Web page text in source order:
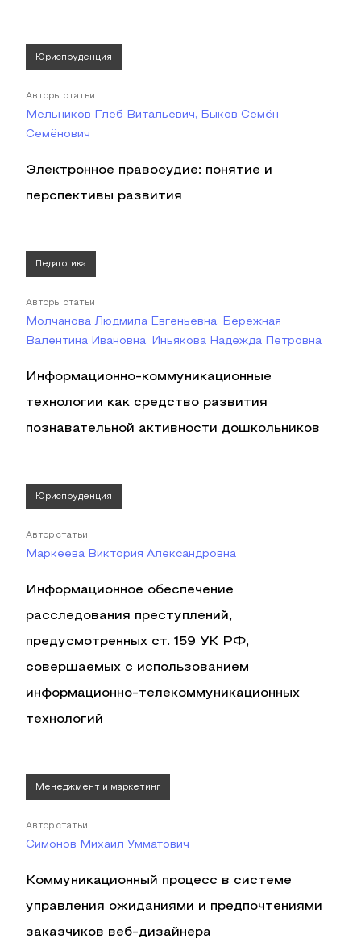
Юриспруденция
Авторы статьи
Мельников Глеб Витальевич, Быков Семён
Семёнович
Электронное правосудие: понятие и
перспективы развития
Педагогика
Авторы статьи
Молчанова Людмила Евгеньевна, Бережная
Валентина Ивановна, Иньякова Надежда Петровна
Информационно-коммуникационные
технологии как средство развития
познавательной активности дошкольников
Юриспруденция
Автор статьи
Маркеева Виктория Александровна
Информационное обеспечение
расследования преступлений,
предусмотренных ст. 159 УК РФ,
совершаемых с использованием
информационно-телекоммуникационных
технологий
Менеджмент и маркетинг
Автор статьи
Симонов Михаил Умматович
Коммуникационный процесс в системе
управления ожиданиями и предпочтениями
заказчиков веб-дизайнера